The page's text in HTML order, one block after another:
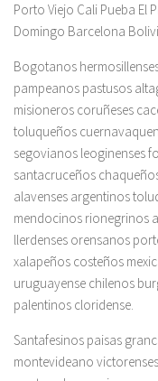
Porto Viejo Cali Pueba El
Domingo Barcelona
Bogotanos
pampeanos pastusos
misioneros coruñeses
toluqueños
segovianos leoginenses
santacruceños
alavenses argentinos
mendocinos rionegrinos
llerdenses orensanos
xalapeños costeños
uruguayense chilenos
palentinos cloridense.
Santafesinos paisas
montevideano